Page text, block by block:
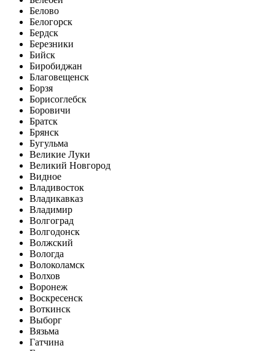
Белово
Белогорск
Бердск
Березники
Бийск
Биробиджан
Благовещенск
Борзя
Борисоглебск
Боровичи
Братск
Брянск
Бугульма
Великие Луки
Великий Новгород
Видное
Владивосток
Владикавказ
Владимир
Волгоград
Волгодонск
Волжский
Вологда
Волоколамск
Волхов
Воронеж
Воскресенск
Воткинск
Выборг
Вязьма
Гатчина